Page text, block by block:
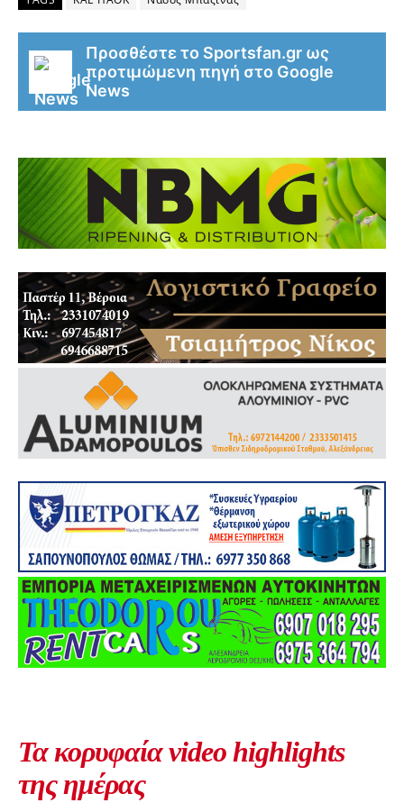
Προσθέστε το Sportsfan.gr ως
προτιμώμενη πηγή στο Google
News
Τα κορυφαία video highlights
της ημέρας